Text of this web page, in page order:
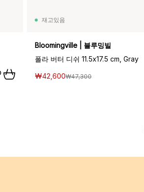
재고있음
Bloomingville | 블루밍빌
폴라 버터 디쉬 11.5x17.5 cm, Gray
₩42,600₩47,300